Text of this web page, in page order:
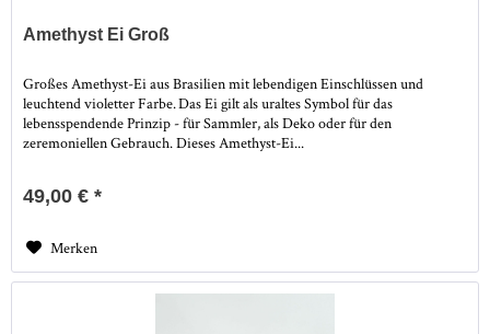
Amethyst Ei Groß
Großes Amethyst-Ei aus Brasilien mit lebendigen Einschlüssen und
leuchtend violetter Farbe. Das Ei gilt als uraltes Symbol für das
lebensspendende Prinzip - für Sammler, als Deko oder für den
zeremoniellen Gebrauch. Dieses Amethyst-Ei...
49,00 € *
Merken